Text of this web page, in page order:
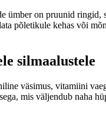
ümber on pruunid ringid,
põletikule kehas või
silmaalustele
väsimus, vitamiini
mis väljendub naha